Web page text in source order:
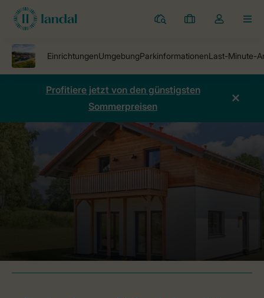
Ferienparks
Meine
Dropdown-
öffnen
Profitiere jetzt von den günstigsten
Sommerpreisen
Ferienparks Ferienpark Arber Preise vergleichen